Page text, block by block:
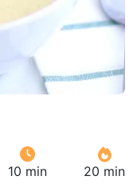
10 min 20 min